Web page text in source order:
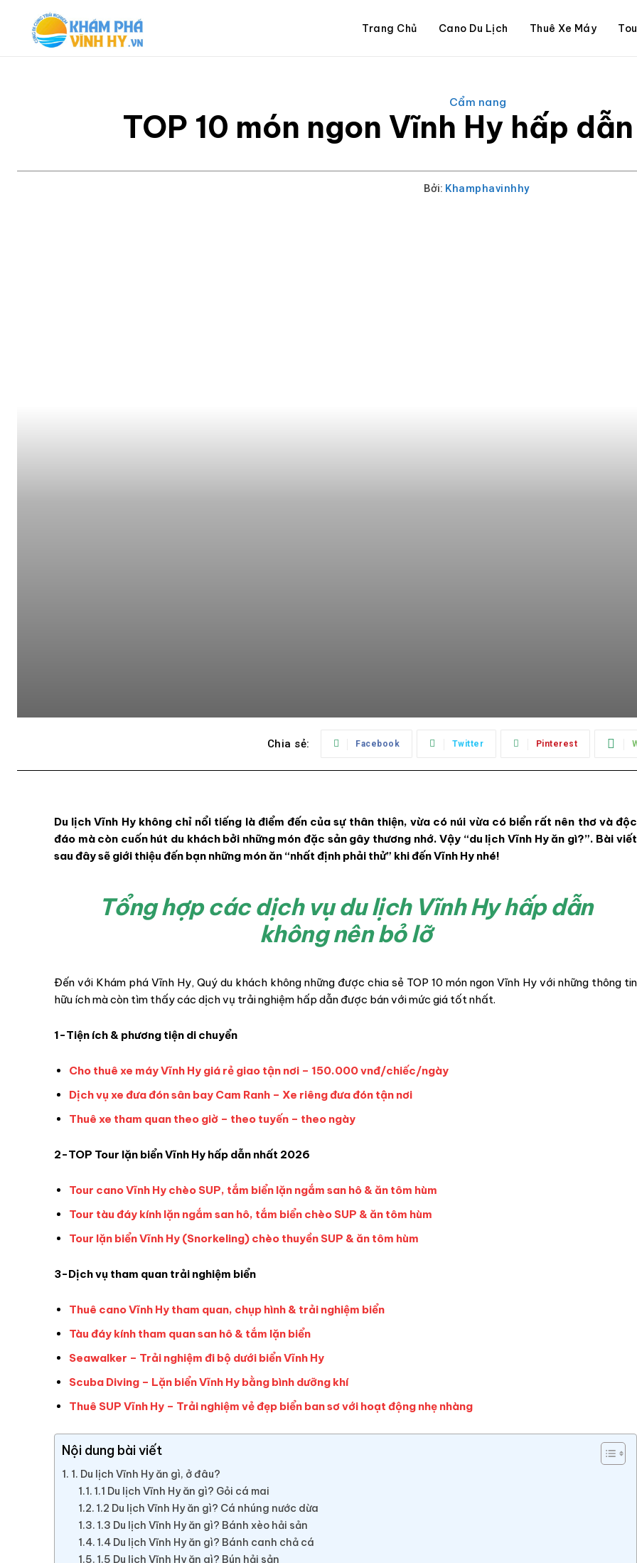
Trang Chủ Cano Du Lịch Thuê Xe Máy
Cẩm nang
TOP 10 món ngon Vĩnh Hy hấp
Bởi: Khamphavinhhy
Chia sẻ: Facebook Twitter Pinterest
Du lịch Vĩnh Hy không chỉ nổi tiếng là điểm đến của sự thân thiện, vừa có núi vừa có biển rất nên thơ và độc
đáo mà còn cuốn hút du khách bởi những món đặc sản gây thương nhớ. Vậy “du lịch Vĩnh Hy ăn gì?”. Bài viết
sau đây sẽ giới thiệu đến bạn những món ăn “nhất định phải thử” khi đến Vĩnh Hy nhé!
Tổng hợp các dịch vụ du lịch Vĩnh Hy hấp dẫn
không nên bỏ lỡ
Đến với Khám phá Vĩnh Hy, Quý du khách không những được chia sẻ TOP 10 món ngon Vĩnh Hy với những thông tin
hữu ích mà còn tìm thấy các dịch vụ trải nghiệm hấp dẫn được bán với mức giá tốt nhất.
1-Tiện ích & phương tiện di chuyển
Cho thuê xe máy Vĩnh Hy giá rẻ giao tận nơi – 150.000 vnđ/chiếc/ngày
Dịch vụ xe đưa đón sân bay Cam Ranh – Xe riêng đưa đón tận nơi
Thuê xe tham quan theo giờ – theo tuyến – theo ngày
2-TOP Tour lặn biển Vĩnh Hy hấp dẫn nhất 2026
Tour cano Vĩnh Hy chèo SUP, tắm biển lặn ngắm san hô & ăn tôm hùm
Tour tàu đáy kính lặn ngắm san hô, tắm biển chèo SUP & ăn tôm hùm
Tour lặn biển Vĩnh Hy (Snorkeling) chèo thuyền SUP & ăn tôm hùm
3-Dịch vụ tham quan trải nghiệm biển
Thuê cano Vĩnh Hy tham quan, chụp hình & trải nghiệm biển
Tàu đáy kính tham quan san hô & tắm lặn biển
Seawalker – Trải nghiệm đi bộ dưới biển Vĩnh Hy
Scuba Diving – Lặn biển Vĩnh Hy bằng bình dưỡng khí
Thuê SUP Vĩnh Hy – Trải nghiệm vẻ đẹp biển ban sơ với hoạt động nhẹ nhàng
Nội dung bài viết
1. Du lịch Vĩnh Hy ăn gì, ở đâu?
1.1 Du lịch Vĩnh Hy ăn gì? Gỏi cá mai
1.2 Du lịch Vĩnh Hy ăn gì? Cá nhúng nước dừa
1.3 Du lịch Vĩnh Hy ăn gì? Bánh xèo hải sản
1.4 Du lịch Vĩnh Hy ăn gì? Bánh canh chả cá
1.5 Du lịch Vĩnh Hy ăn gì? Bún hải sản